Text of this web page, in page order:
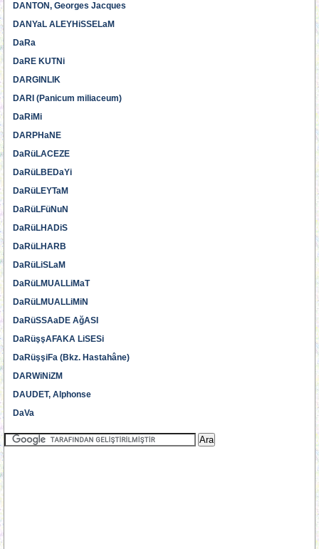
DANTON, Georges Jacques
DANYaL ALEYHiSSELaM
DaRa
DaRE KUTNi
DARGINLIK
DARI (Panicum miliaceum)
DaRiMi
DARPHaNE
DaRüLACEZE
DaRüLBEDaYi
DaRüLEYTaM
DaRüLFüNuN
DaRüLHADiS
DaRüLHARB
DaRüLiSLaM
DaRüLMUALLiMaT
DaRüLMUALLiMiN
DaRüSSAaDE AğASI
DaRüşşAFAKA LiSESi
DaRüşşiFa (Bkz. Hastahâne)
DARWiNiZM
DAUDET, Alphonse
DaVa